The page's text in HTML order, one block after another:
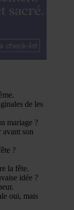
de les
mariage ?
avant son
?
la fête.
idée ?
oui, mais